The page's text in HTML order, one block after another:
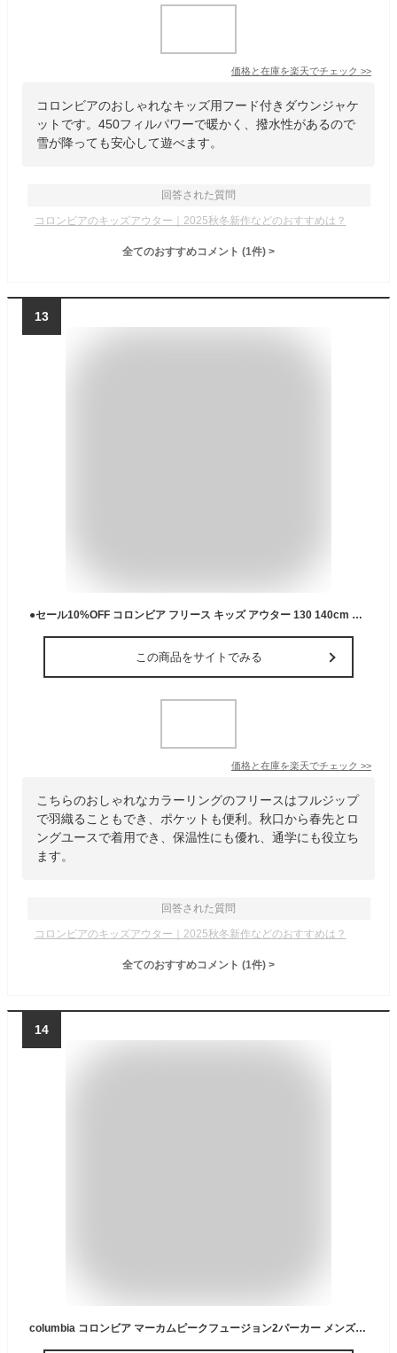
価格と在庫を楽天でチェック >>
コロンビアのおしゃれなキッズ用フード付きダウンジャケ
ットです。450フィルパワーで暖かく、撥水性があるので
雪が降っても安心して遊べます。
回答された質問
コロンビアのキッズアウター｜2025秋冬新作などのおすすめは？
全てのおすすめコメント (1件) >
13
●セール10%OFF コロンビア フリース キッズ アウター 130 140cm バックボールフルジップフリース AY1893
この商品をサイトでみる
価格と在庫を楽天でチェック >>
こちらのおしゃれなカラーリングのフリースはフルジップ
で羽織ることもでき、ポケットも便利。秋口から春先とロ
ングユースで着用でき、保温性にも優れ、通学にも役立ち
ます。
回答された質問
コロンビアのキッズアウター｜2025秋冬新作などのおすすめは？
全てのおすすめコメント (1件) >
14
columbia コロンビア マーカムピークフュージョン2パーカー メンズ 冬 暖かい アウター 撥水 保温 防寒 オムニヒートインフィニティ 【RI4-1371】 送料無料